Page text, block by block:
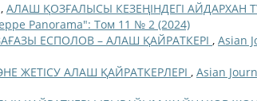
АЛАШ ҚОЗҒАЛЫСЫ КЕЗЕҢІНДЕГІ АЙДАРХАН
Panorama": Том 11 № 2 (2024)
ЕСПОЛОВ – АЛАШ ҚАЙРАТКЕРІ , Asian
ЖЕТІСУ АЛАШ ҚАЙРАТКЕРЛЕРІ , Asian